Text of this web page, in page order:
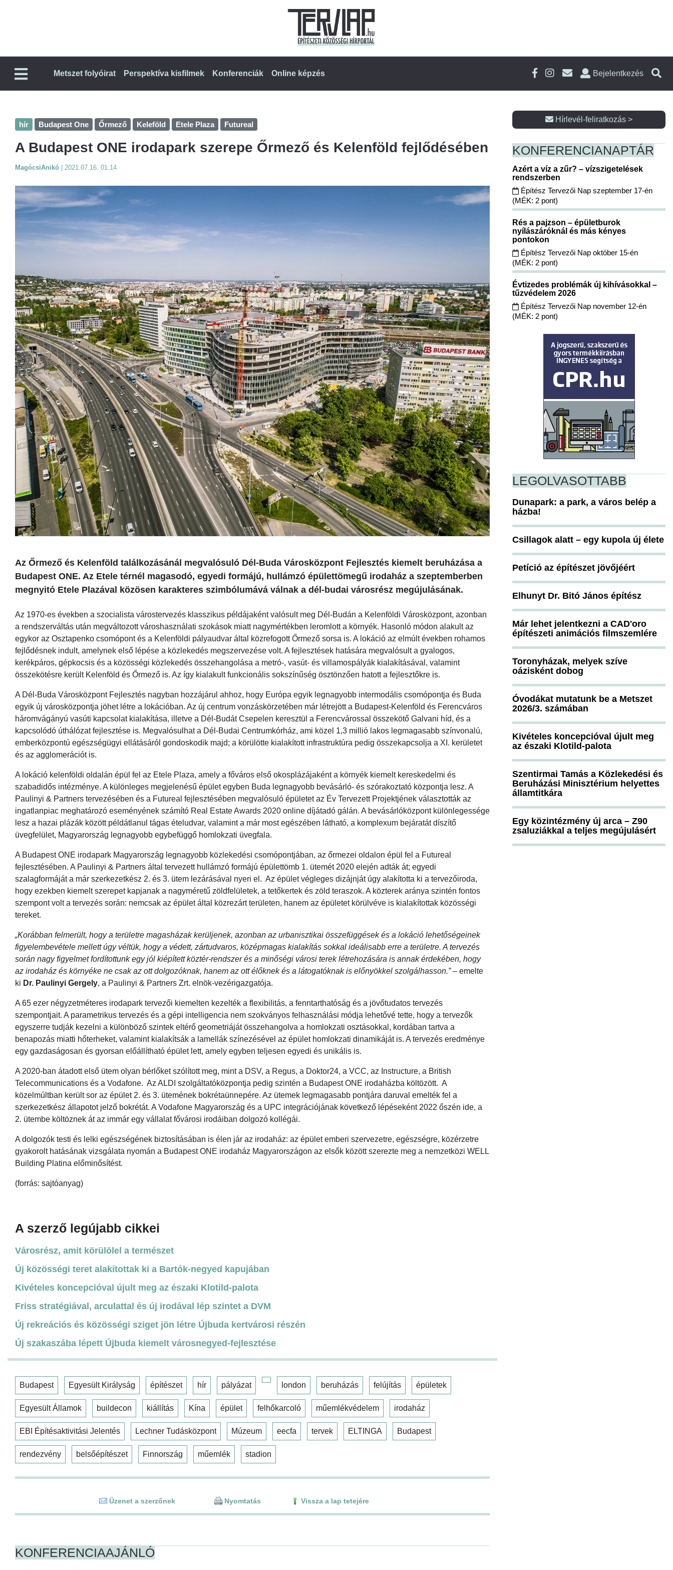
Metszet folyóirat Perspektíva kisfilmek Konferenciák Online képzés Bejelentkezés
hír Budapest One Őrmező Keleföld Etele Plaza Futureal
A Budapest ONE irodapark szerepe Őrmező és Kelenföld fejlődésében
MagócsiAnikó 2021.07.16. 01:14
Az Őrmező és Kelenföld találkozásánál megvalósuló Dél-Buda Városközpont Fejlesztés kiemelt beruházása a
Budapest ONE. Az Etele térnél magasodó, egyedi formájú, hullámzó épülettömegű irodaház a szeptemberben
megnyitó Etele Plazával közösen karakteres szimbólumává válnak a dél-budai városrész megújulásának.
Az 1970-es években a szocialista várostervezés klasszikus példájaként valósult meg Dél-Budán a Kelenföldi Városközpont, azonban
a rendszerváltás után megváltozott városhasználati szokások miatt nagymértékben leromlott a környék. Hasonló módon alakult az
egykor az Osztapenko csomópont és a Kelenföldi pályaudvar által közrefogott Őrmező sorsa is. A lokáció az elmúlt években rohamos
fejlődésnek indult, amelynek első lépése a közlekedés megszervezése volt. A fejlesztések hatására megvalósult a gyalogos,
kerékpáros, gépkocsis és a közösségi közlekedés összehangolása a metró-, vasút- és villamospályák kialakításával, valamint
összekötésre került Kelenföld és Őrmező is. Az így kialakult funkcionális sokszínűség ösztönzően hatott a fejlesztőkre is.
A Dél-Buda Városközpont Fejlesztés nagyban hozzájárul ahhoz, hogy Európa egyik legnagyobb intermodális csomópontja és Buda
egyik új városközpontja jöhet létre a lokációban. Az új centrum vonzáskörzetében már létrejött a Budapest-Kelenföld és Ferencváros
háromvágányú vasúti kapcsolat kialakítása, illetve a Dél-Budát Csepelen keresztül a Ferencvárossal összekötő Galvani híd, és a
kapcsolódó úthálózat fejlesztése is. Megvalósulhat a Dél-Budai Centrumkórház, ami közel 1,3 millió lakos legmagasabb színvonalú,
emberközpontú egészségügyi ellátásáról gondoskodik majd; a körülötte kialakított infrastruktúra pedig összekapcsolja a XI. kerületet
és az agglomerációt is.
A lokáció kelenföldi oldalán épül fel az Etele Plaza, amely a főváros első okosplázájaként a környék kiemelt kereskedelmi és
szabadidős intézménye. A különleges megjelenésű épület egyben Buda legnagyobb bevásárló- és szórakoztató központja lesz. A
Paulinyi & Partners tervezésében és a Futureal fejlesztésében megvalósuló épületet az Év Tervezett Projektjének választották az
ingatlanpiac meghatározó eseményének számító Real Estate Awards 2020 online díjátadó gálán. A bevásárlóközpont különlegessége
lesz a hazai plázák között példátlanul tágas ételudvar, valamint a már most egészében látható, a komplexum bejáratát díszítő
üvegfelület, Magyarország legnagyobb egybefüggő homlokzati üvegfala.
A Budapest ONE irodapark Magyarország legnagyobb közlekedési csomópontjában, az őrmezei oldalon épül fel a Futureal
fejlesztésében. A Paulinyi & Partners által tervezett hullámzó formájú épülettömb 1. ütemét 2020 elején adták át; egyedi
szalagformáját a már szerkezetkész 2. és 3. ütem lezárásával nyeri el. Az épület végleges dizájnját úgy alakította ki a tervezőiroda,
hogy ezekben kiemelt szerepet kapjanak a nagyméretű zöldfelületek, a tetőkertek és zöld teraszok. A közterek aránya szintén fontos
szempont volt a tervezés során: nemcsak az épület által közrezárt területen, hanem az épületet körülvéve is kialakítottak közösségi
tereket.
„Korábban felmerült, hogy a területre magasházak kerüljenek, azonban az urbanisztikai összefüggések és a lokáció lehetőségeinek
figyelembevétele mellett úgy véltük, hogy a védett, zártudvaros, középmagas kialakítás sokkal ideálisabb erre a területre. A tervezés
során nagy figyelmet fordítottunk egy jól kiépített köztér-rendszer és a minőségi városi terek létrehozására is annak érdekében, hogy
az irodaház és környéke ne csak az ott dolgozóknak, hanem az ott élőknek és a látogatóknak is előnyökkel szolgálhasson.”– emelte
ki Dr. Paulinyi Gergely, a Paulinyi & Partners Zrt. elnök-vezérigazgatója.
A 65 ezer négyzetméteres irodapark tervezői kiemelten kezelték a flexibilitás, a fenntarthatóság és a jövőtudatos tervezés
szempontjait. A parametrikus tervezés és a gépi intelligencia nem szokványos felhasználási módja lehetővé tette, hogy a tervezők
egyszerre tudják kezelni a különböző szintek eltérő geometriáját összehangolva a homlokzati osztásokkal, kordában tartva a
benapozás miatti hőterheket, valamint kialakítsák a lamellák színezésével az épület homlokzati dinamikáját is. A tervezés eredménye
egy gazdaságosan és gyorsan előállítható épület lett, amely egyben teljesen egyedi és unikális is.
A 2020-ban átadott első ütem olyan bérlőket szólított meg, mint a DSV, a Regus, a Doktor24, a VCC, az Instructure, a British
Telecommunications és a Vodafone. Az ALDI szolgáltatóközpontja pedig szintén a Budapest ONE irodaházba költözött. A
közelmúltban került sor az épület 2. és 3. ütemének bokrétaünnepére. Az ütemek legmagasabb pontjára daruval emelték fel a
szerkezetkész állapotot jelző bokrétát. A Vodafone Magyarország és a UPC integrációjának következő lépéseként 2022 őszén ide, a
2. ütembe költöznek át az immár egy vállalat fővárosi irodáiban dolgozó kollégái.
A dolgozók testi és lelki egészségének biztosításában is élen jár az irodaház: az épület emberi szervezetre, egészségre, közérzetre
gyakorolt hatásának vizsgálata nyomán a Budapest ONE irodaház Magyarországon az elsők között szerezte meg a nemzetközi WELL
Building Platina előminősítést.
(forrás: sajtóanyag)
A szerző legújabb cikkei
Városrész, amit körülölel a természet
Új közösségi teret alakítottak ki a Bartók-negyed kapujában
Kivételes koncepcióval újult meg az északi Klotild-palota
Friss stratégiával, arculattal és új irodával lép szintet a DVM
Új rekreációs és közösségi sziget jön létre Újbuda kertvárosi részén
Új szakaszába lépett Újbuda kiemelt városnegyed-fejlesztése
Budapest Egyesült Királyság építészet hír pályázat london beruházás felújítás épületek
Egyesült Államok buildecon kiállítás Kína épület felhőkarcoló műemlékvédelem irodaház
EBI Építésaktivitási Jelentés Lechner Tudásközpont Múzeum eecfa tervek ELTINGA Budapest
rendezvény belsőépítészet Finnország műemlék stadion
Üzenet a szerzőnek Nyomtatás Vissza a lap tetejére
KONFERENCIAAJÁNLÓ
Hírlevél-feliratkozás >
KONFERENCIANAPTÁR
Azért a víz a zűr? – vízszigetelések
rendszerben
Építész Tervezői Nap szeptember 17-én
(MÉK: 2 pont)
Rés a pajzson – épületburok
nyílászáróknál és más kényes
pontokon
Építész Tervezői Nap október 15-én
(MÉK: 2 pont)
Évtizedes problémák új kihívásokkal –
tűzvédelem 2026
Építész Tervezői Nap november 12-én
(MÉK: 2 pont)
LEGOLVASOTTABB
Dunapark: a park, a város belép a
házba!
Csillagok alatt – egy kupola új élete
Petíció az építészet jövőjéért
Elhunyt Dr. Bitó János építész
Már lehet jelentkezni a CAD'oro
építészeti animációs filmszemlére
Toronyházak, melyek szíve
oázisként dobog
Óvodákat mutatunk be a Metszet
2026/3. számában
Kivételes koncepcióval újult meg
az északi Klotild-palota
Szentirmai Tamás a Közlekedési és
Beruházási Minisztérium helyettes
államtitkára
Egy közintézmény új arca – Z90
zsaluziákkal a teljes megújulásért